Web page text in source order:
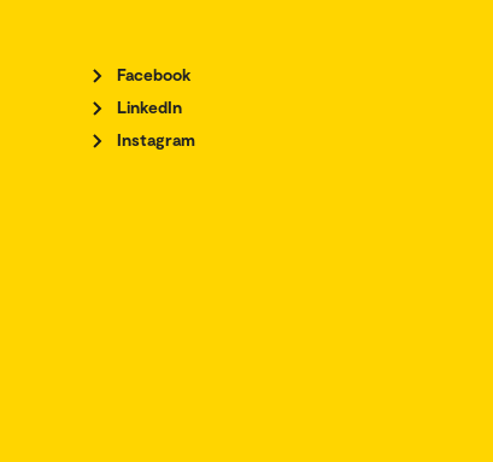
Facebook
LinkedIn
Instagram